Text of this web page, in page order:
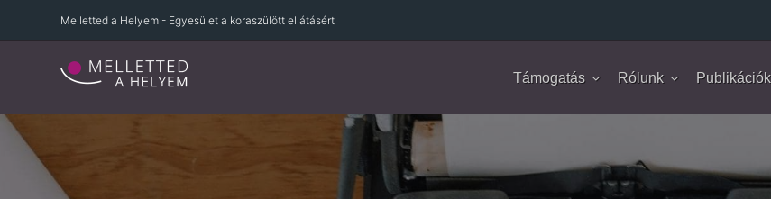
Melletted a Helyem - Egyesület a koraszülött ellátásért
Támogatás Rólunk Publikációk